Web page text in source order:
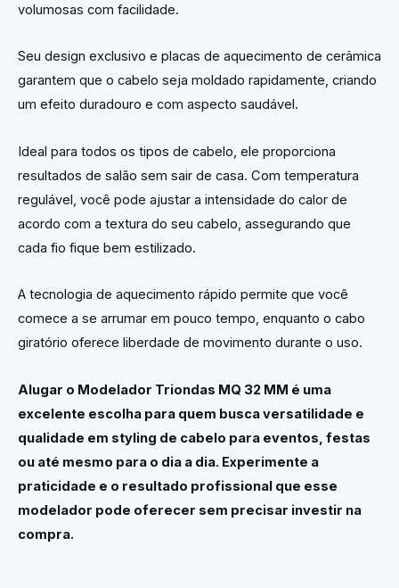
volumosas com facilidade.
Seu design exclusivo e placas de aquecimento de cerâmica
garantem que o cabelo seja moldado rapidamente, criando
um efeito duradouro e com aspecto saudável.
Ideal para todos os tipos de cabelo, ele proporciona
resultados de salão sem sair de casa. Com temperatura
regulável, você pode ajustar a intensidade do calor de
acordo com a textura do seu cabelo, assegurando que
cada fio fique bem estilizado.
A tecnologia de aquecimento rápido permite que você
comece a se arrumar em pouco tempo, enquanto o cabo
giratório oferece liberdade de movimento durante o uso.
Alugar o Modelador Triondas MQ 32 MM é uma
excelente escolha para quem busca versatilidade e
qualidade em styling de cabelo para eventos, festas
ou até mesmo para o dia a dia. Experimente a
praticidade e o resultado profissional que esse
modelador pode oferecer sem precisar investir na
compra.